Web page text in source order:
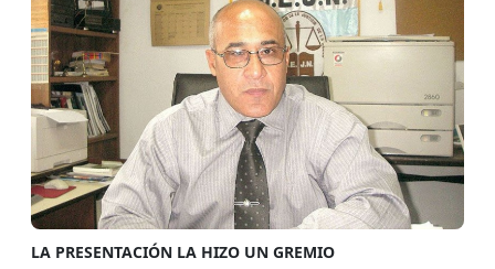
LA PRESENTACIÓN LA HIZO UN GREMIO